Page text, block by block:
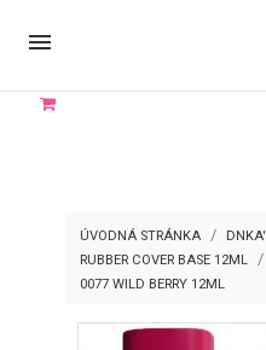

ÚVODNÁ STRÁNKA DNKA'
RUBBER COVER BASE 12ML
0077 WILD BERRY 12ML